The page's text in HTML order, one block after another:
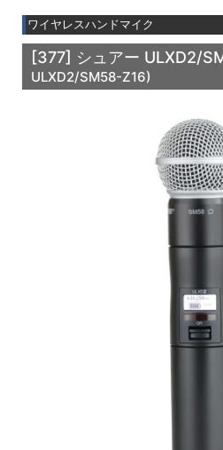
ワイヤレスハンドマイク
[377] シュアー ULXD2/
ULXD2/SM58-Z16)